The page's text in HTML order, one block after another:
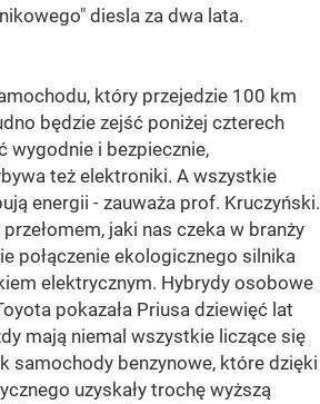
diesla za dwa lata.
który przejedzie 100 km
będzie zejść poniżej czterech
wygodnie i bezpiecznie,
też elektroniki. A wszystkie
energii - zauważa prof. Kruczyński.
jaki nas czeka w branży
połączenie ekologicznego silnika
elektrycznym. Hybrydy osobowe
pokazała Priusa dziewięć lat
mają niemal wszystkie liczące się
samochody benzynowe, które dzięki
uzyskały trochę wyższą